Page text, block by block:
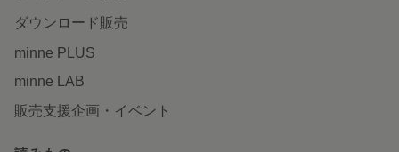
ダウンロード販売
minne PLUS
minne LAB
販売支援企画・イベント